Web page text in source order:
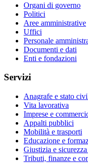
Organi di governo
Politici
Aree amministrative
Uffici
Personale
Documenti e dati
Enti e fondazioni
Servizi
Anagrafe e stato
Vita lavorativa
Imprese e
Appalti pubblici
Mobilità e trasporti
Educazione e
Giustizia e
Tributi, finanze e